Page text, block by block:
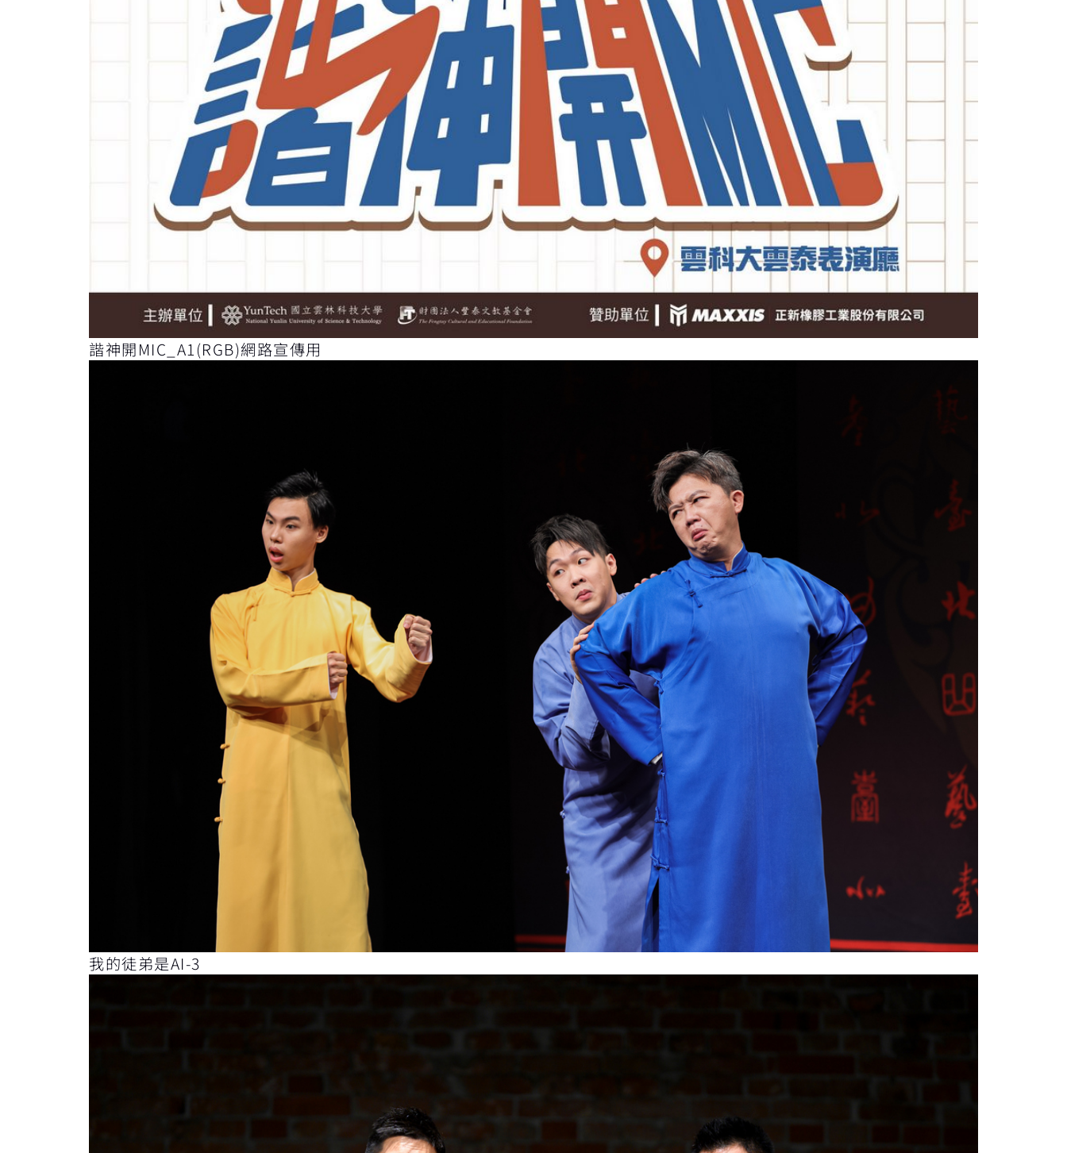
諧神開MIC_A1(RGB)網路宣傳用
我的徒弟是AI-3